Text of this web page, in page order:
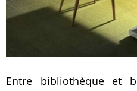
Entre bibliothèque et